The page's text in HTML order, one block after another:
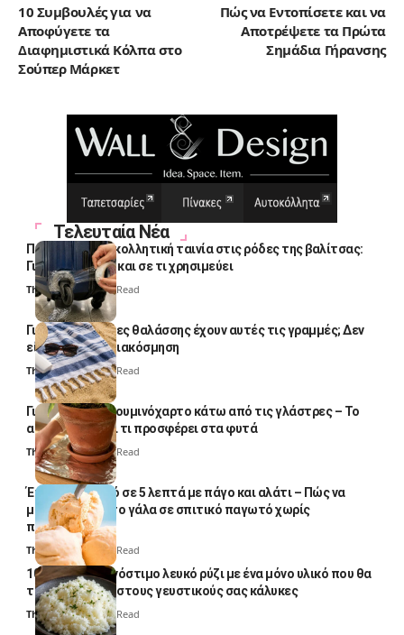
10 Συμβουλές για να
Αποφύγετε τα
Διαφημιστικά Κόλπα στο
Σούπερ Μάρκετ
Πώς να Εντοπίσετε και να
Αποτρέψετε τα Πρώτα
Σημάδια Γήρανσης
Τελευταία Νέα
Πολλοί βάζουν κολλητική ταινία στις ρόδες της βαλίτσας:
Γιατί το κάνουν και σε τι χρησιμεύει
Thali Ombre4 Min Read
Γιατί οι πετσέτες θαλάσσης έχουν αυτές τις γραμμές; Δεν
είναι μόνο για διακόσμηση
Thali Ombre5 Min Read
Γιατί βάζουν αλουμινόχαρτο κάτω από τις γλάστρες – Το
απλό κόλπο και τι προσφέρει στα φυτά
Thali Ombre4 Min Read
Έτοιμο παγωτό σε 5 λεπτά με πάγο και αλάτι – Πώς να
μετατρέψετε το γάλα σε σπιτικό παγωτό χωρίς
παγωτομηχανή
Thali Ombre 4 Min Read
10 φορές ποιο νόστιμο λευκό ρύζι με ένα μόνο υλικό που θα
το απογειώσει στους γευστικούς σας κάλυκες
Thali Ombre4 Min Read